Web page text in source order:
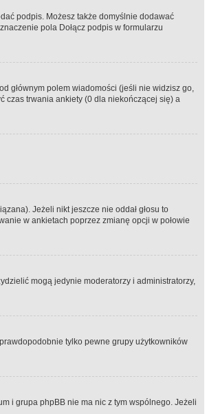
podpis. Możesz także domyślnie dodawać
pola Dołącz podpis w formularzu
głównym polem wiadomości (jeśli nie widzisz go,
czas trwania ankiety (0 dla niekończącej się) a
Jeżeli nikt jeszcze nie oddał głosu to
w ankietach poprzez zmianę opcji w połowie
mogą jedynie moderatorzy i administratorzy,
tylko pewne grupy użytkowników
i grupa phpBB nie ma nic z tym wspólnego. Jeżeli